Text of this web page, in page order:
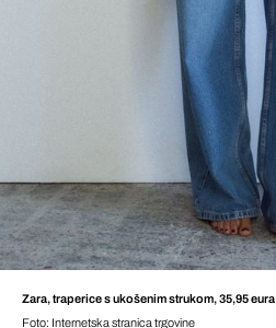
Zara, traperice s ukošenim strukom, 35,95 eura
Foto: Internetska stranica trgovine